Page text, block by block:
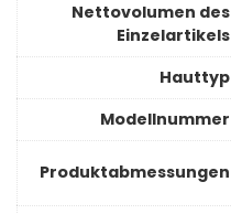
Nettovolumen des
Einzelartikels
Hauttyp
Modellnummer
Produktabmessungen